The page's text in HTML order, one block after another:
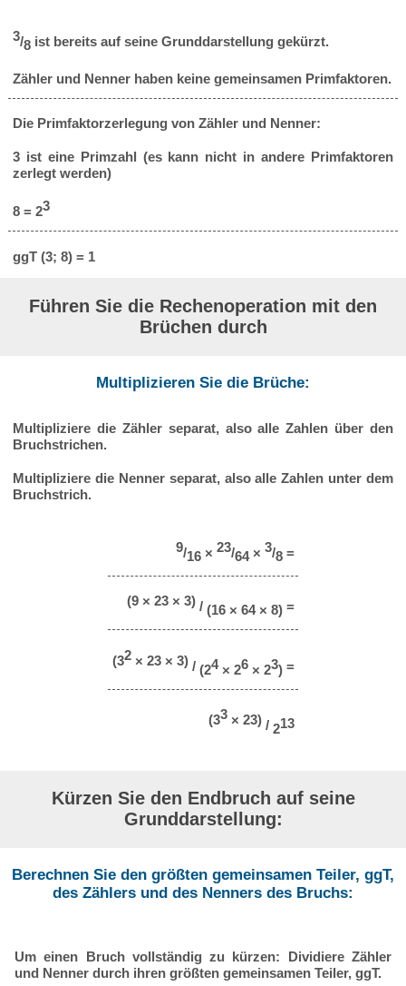
3/8ist bereits auf seine Grunddarstellung gekürzt.
Zähler und Nenner haben keine gemeinsamen Primfaktoren.
Die Primfaktorzerlegung von Zähler und Nenner:
3 ist eine Primzahl (es kann nicht in andere Primfaktoren
zerlegt werden)
8 = 23
ggT (3; 8) = 1
Führen Sie die Rechenoperation mit den
Brüchen durch
Multiplizieren Sie die Brüche:
Multipliziere die Zähler separat, also alle Zahlen über den
Bruchstrichen.
Multipliziere die Nenner separat, also alle Zahlen unter dem
Bruchstrich.
9/16× 23/64 × 3/8=
(9 × 23 × 3)/ (16 × 64 × 8)=
(32× 23 × 3)/ (24× 26× 23)=
(33× 23)/ 213
Kürzen Sie den Endbruch auf seine
Grunddarstellung:
Berechnen Sie den größten gemeinsamen Teiler, ggT,
des Zählers und des Nenners des Bruchs:
Um einen Bruch vollständig zu kürzen: Dividiere Zähler
und Nenner durch ihren größten gemeinsamen Teiler, ggT.